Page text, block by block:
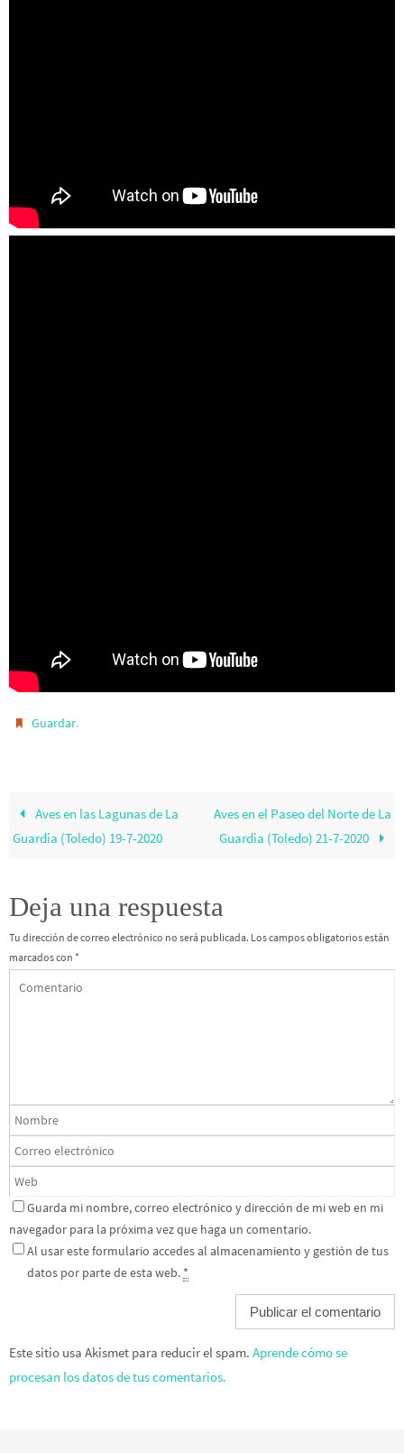
Guardar.
Aves en las Lagunas de La
Guardia (Toledo) 19-7-2020
Aves en el Paseo del Norte de La
Guardia (Toledo) 21-7-2020
Deja una respuesta
Tu dirección de correo electrónico no será publicada. Los campos obligatorios están
marcados con *
Guarda mi nombre, correo electrónico y dirección de mi web en mi
navegador para la próxima vez que haga un comentario.
Al usar este formulario accedes al almacenamiento y gestión de tus
datos por parte de esta web. *
Este sitio usa Akismet para reducir el spam. Aprende cómo se
procesan los datos de tus comentarios.